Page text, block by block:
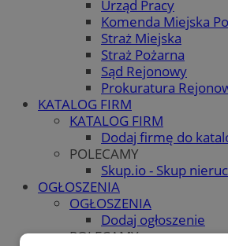
Urząd Pracy
Komenda Miejska
Straż Miejska
Straż Pożarna
Sąd Rejonowy
Prokuratura
KATALOG FIRM
KATALOG FIRM
Dodaj firmę do
POLECAMY
Skup.io - Skup
OGŁOSZENIA
OGŁOSZENIA
Dodaj ogłoszenie
POLECAMY